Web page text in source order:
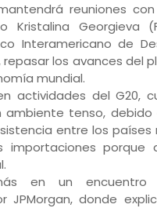
reuniones
Kristalina Georgieva
Interamericano de
los avances del
mundial.
actividades del G20,
ambiente tenso,
entre los
importaciones porque
en un encuentro
JPMorgan, donde